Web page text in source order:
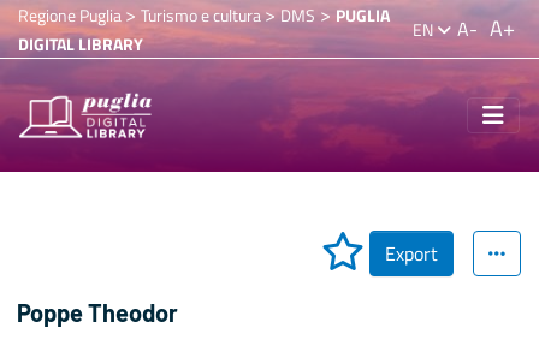
Regione Puglia> Turismo e cultura>DMS > PUGLIA
DIGITAL LIBRARY
EN A- A+
Export
Poppe Theodor